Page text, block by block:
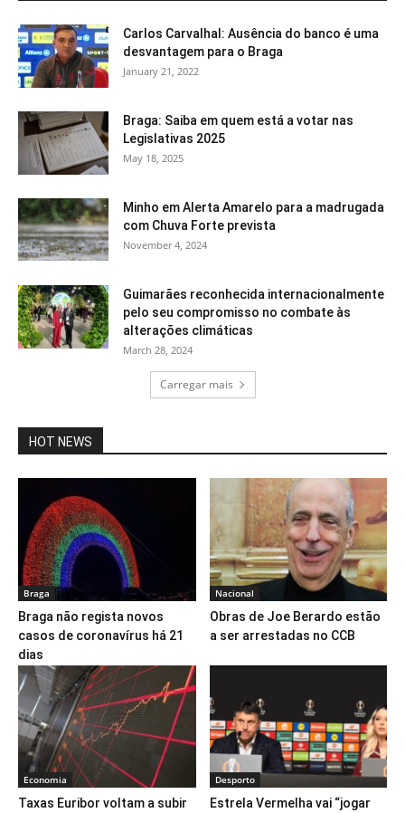
Carlos Carvalhal: Ausência do banco é uma
desvantagem para o Braga
January 21, 2022
Braga: Saiba em quem está a votar nas
Legislativas 2025
May 18, 2025
Minho em Alerta Amarelo para a madrugada
com Chuva Forte prevista
November 4, 2024
Guimarães reconhecida internacionalmente
pelo seu compromisso no combate às
alterações climáticas
March 28, 2024
Carregar mais
HOT NEWS
Braga
Braga não regista novos
casos de coronavírus há 21
dias
Nacional
Obras de Joe Berardo estão
a ser arrestadas no CCB
Economia
Taxas Euribor voltam a subir
Desporto
Estrela Vermelha vai “jogar